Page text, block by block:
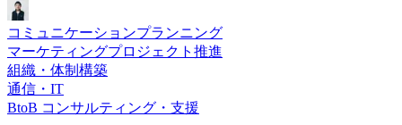
コミュニケーションプランニング
マーケティングプロジェクト推進
組織・体制構築
通信・IT
BtoB コンサルティング・支援